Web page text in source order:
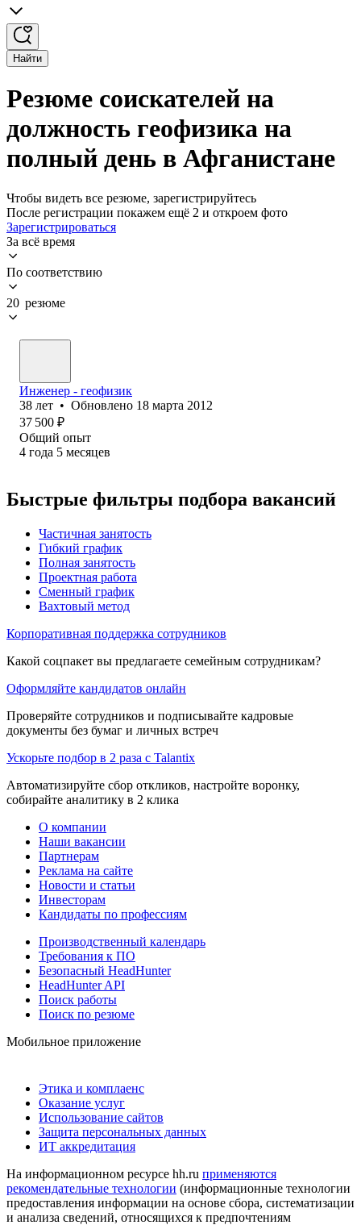
Найти
Резюме соискателей на
должность геофизика на
полный день в Афганистане
Чтобы видеть все резюме, зарегистрируйтесь
После регистрации покажем ещё 2 и откроем фото
Зарегистрироваться
За всё время
По соответствию
20 резюме
Инженер - геофизик
38 лет • Обновлено 18 марта 2012
37 500 ₽
Общий опыт
4 года 5 месяцев
Быстрые фильтры подбора вакансий
Частичная занятость
Гибкий график
Полная занятость
Проектная работа
Сменный график
Вахтовый метод
Корпоративная поддержка сотрудников
Какой соцпакет вы предлагаете семейным сотрудникам?
Оформляйте кандидатов онлайн
Проверяйте сотрудников и подписывайте кадровые
документы без бумаг и личных встреч
Ускорьте подбор в 2 раза с Talantix
Автоматизируйте сбор откликов, настройте воронку,
собирайте аналитику в 2 клика
О компании
Наши вакансии
Партнерам
Реклама на сайте
Новости и статьи
Инвесторам
Кандидаты по профессиям
Производственный календарь
Требования к ПО
Безопасный HeadHunter
HeadHunter API
Поиск работы
Поиск по резюме
Мобильное приложение
Этика и комплаенс
Оказание услуг
Использование сайтов
Защита персональных данных
ИТ аккредитация
На информационном ресурсе hh.ru применяются
рекомендательные технологии (информационные технологии
предоставления информации на основе сбора, систематизации
и анализа сведений, относящихся к предпочтениям